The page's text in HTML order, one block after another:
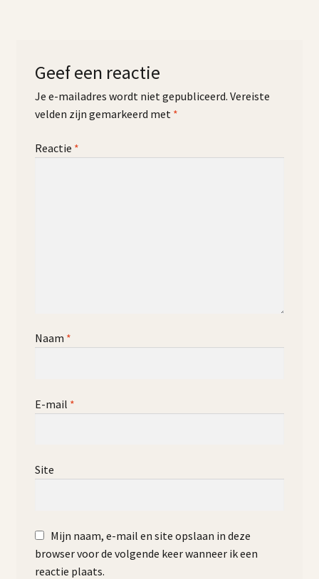
Geef een reactie
Je e-mailadres wordt niet gepubliceerd. Vereiste
velden zijn gemarkeerd met *
Reactie *
Naam *
E-mail *
Site
Mijn naam, e-mail en site opslaan in deze
browser voor de volgende keer wanneer ik een
reactie plaats.